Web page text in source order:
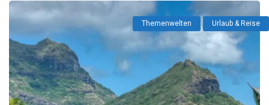
Themenwelten Urlaub & Reise